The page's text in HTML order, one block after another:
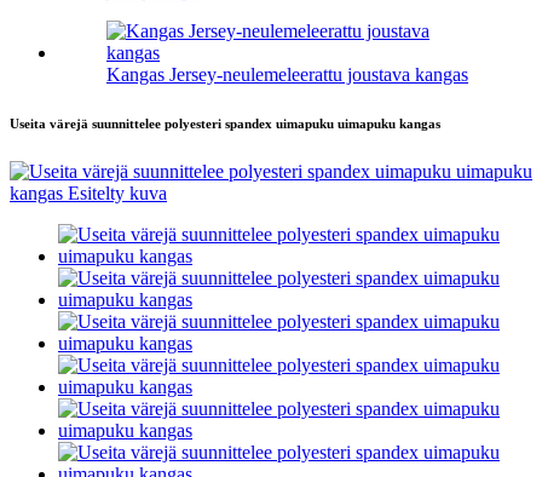
Kangas Jersey-neulemeleerattu joustava kangas
Useita värejä suunnittelee polyesteri spandex uimapuku uimapuku kangas